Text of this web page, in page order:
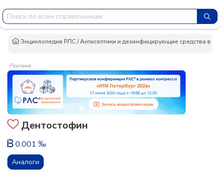
Энциклопедия РЛС/Антисептики и дезинфицирующие средства в
Реклама
Дентостофин
0.001 ‰
Аналоги